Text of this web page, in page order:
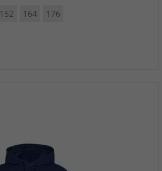
152 164 176